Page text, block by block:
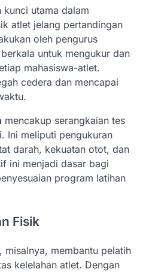
kunci utama dalam
atlet jelang pertandingan
oleh pengurus
untuk mengukur dan
mahasiswa-atlet.
cedera dan mencapai
mencakup serangkaian tes
Ini meliputi pengukuran
darah, kekuatan otot, dan
ini menjadi dasar bagi
program latihan
Fisik
misalnya, membantu pelatih
kelelahan atlet. Dengan